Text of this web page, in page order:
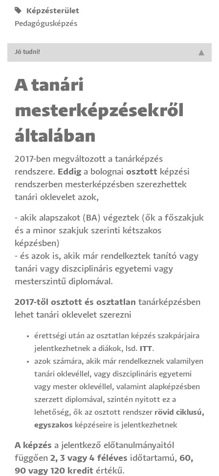
Képzésterület
Pedagógusképzés
Jó tudni!
A tanári
mesterképzésekről
általában
2017-ben megváltozott a tanárképzés
rendszere. Eddig a bolognai osztott képzési
rendszerben mesterképzésben szerezhettek
tanári oklevelet azok,
- akik alapszakot (BA) végeztek (ők a főszakjuk
és a minor szakjuk szerinti kétszakos
képzésben)
- és azok is, akik már rendelkeztek tanító vagy
tanári vagy diszciplináris egyetemi vagy
mesterszintű diplomával.
2017-től osztott és osztatlan tanárképzésben
lehet tanári oklevelet szerezni
érettségi után az osztatlan képzés szakpárjaira
jelentkezhetnek a diákok, lsd.
ITT.
azok számára, akik már rendelkeznek valamilyen
tanári oklevéllel, vagy diszciplináris egyetemi
vagy mester oklevéllel, valamint alapképzésben
szerzett diplomával, szintén nyitott ez a
lehetőség, ők az osztott rendszer rövid ciklusú,
egyszakos képzéseire is jelentkezhetnek
A képzés a jelentkező előtanulmányaitól
függően 2, 3 vagy 4 féléves időtartamú, 60,
90 vagy 120 kredit értékű.